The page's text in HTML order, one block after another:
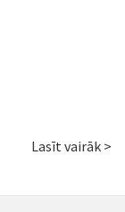
Lasīt vairāk >